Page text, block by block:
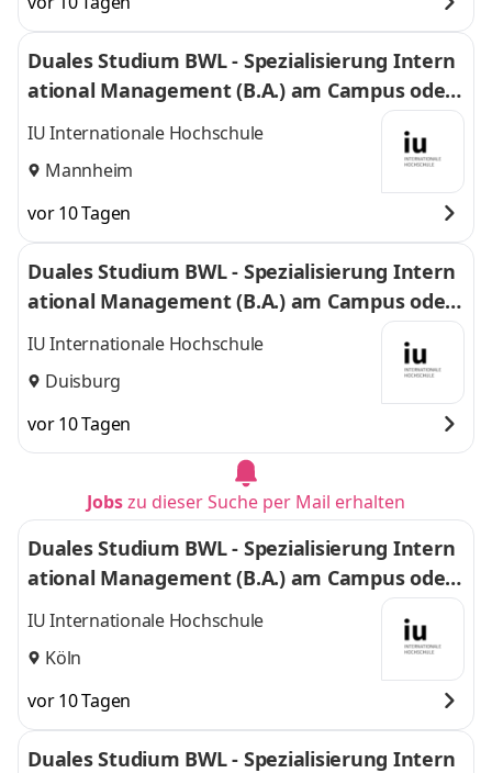
Duales Studium BWL - Spezialisierung Intern
ational Management (B.A.) am Campus oder
virtuell
IU Internationale Hochschule
Mannheim
vor 10 Tagen
Duales Studium BWL - Spezialisierung Intern
ational Management (B.A.) am Campus oder
virtuell
IU Internationale Hochschule
Duisburg
vor 10 Tagen
Jobszu dieser Suche per Mail erhalten
Duales Studium BWL - Spezialisierung Intern
ational Management (B.A.) am Campus oder
virtuell
IU Internationale Hochschule
Köln
vor 10 Tagen
Duales Studium BWL - Spezialisierung Intern